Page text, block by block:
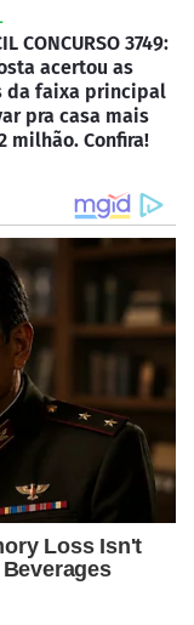
CONCURSO 3749:
acertou as
da faixa principal
pra casa mais
milhão. Confira!